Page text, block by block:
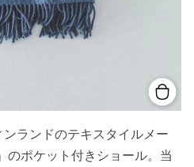
ランドのテキスタイルメー
のポケット付きショール。当